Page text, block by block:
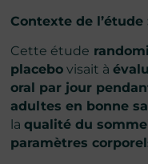
Contexte de l’étude
Cette étude
placebo visait à
oral par jour
adultes en bonne
laqualité du
paramètres